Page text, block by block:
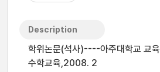
Description
학위논문(석사)----아주대학교 교
수학교육,2008. 2